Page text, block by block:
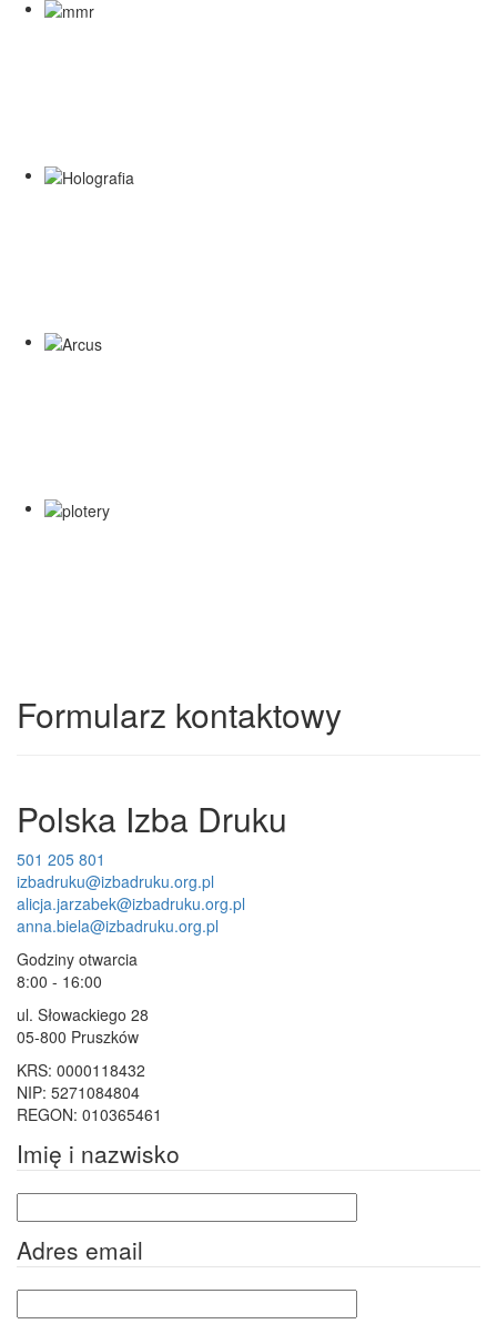
Formularz kontaktowy
Polska Izba Druku
501 205 801
izbadruku@izbadruku.org.pl
alicja.jarzabek@izbadruku.org.pl
anna.biela@izbadruku.org.pl
Godziny otwarcia
8:00 - 16:00
ul. Słowackiego 28
05-800 Pruszków
KRS: 0000118432
NIP: 5271084804
REGON: 010365461
Imię i nazwisko
Adres email